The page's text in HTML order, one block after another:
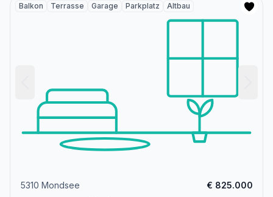
Balkon Terrasse Garage Parkplatz Altbau
5310 Mondsee € 825.000